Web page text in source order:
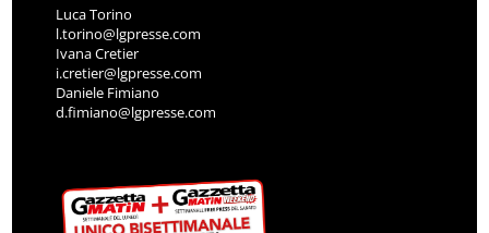
Luca Torino
l.torino@lgpresse.com
Ivana Cretier
i.cretier@lgpresse.com
Daniele Fimiano
d.fimiano@lgpresse.com